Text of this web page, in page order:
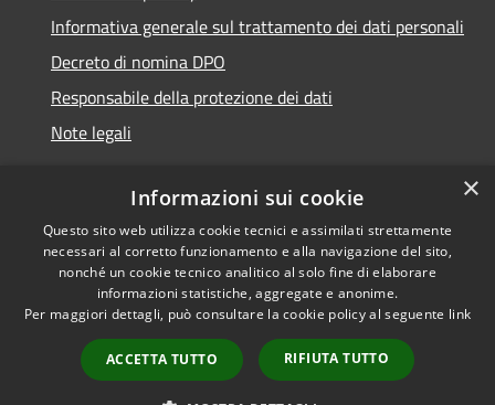
Informativa generale sul trattamento dei dati personali
Decreto di nomina DPO
Responsabile della protezione dei dati
Note legali
RSS
Accessibilità
Cookie
Mappa del sito
Piano di miglioramento
© 2021 - 2026 Comune di
Chiavari -Area Riservata
×
Informazioni sui cookie
Questo sito web utilizza cookie tecnici e assimilati strettamente
necessari al corretto funzionamento e alla navigazione del sito,
nonché un cookie tecnico analitico al solo fine di elaborare
informazioni statistiche, aggregate e anonime.
Per maggiori dettagli, può consultare la cookie policy al seguente link
ACCETTA TUTTO RIFIUTA TUTTO